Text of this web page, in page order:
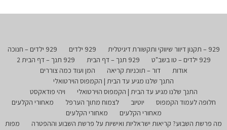
929 – תקנון דיוור שיווקי ותקשורת דיגיטלית 929 ילדים
929 ילדים – חנוכה
929 ילדים – טו בשב"ט
929 תנך – דף הבית
929 תנך – דף הבית 2
אודות
דור – תוכניות קריאה
המן ועוד כמה צוררים
התנך שלנו מגיע עד הבית | הקמפוס הוירטואלי
התנך שלנו מגיע עד הבית | הקמפוס הוירטואלי
ויהי פודאקסט
חלופה לעמוד הקמפוס
יוטיוב לצמוח מתוך הערפל
מאחורי הקלעים
מאחורי הקלעים
מאחורי הקלעים
מה פרשת השבוע? קריאות ישראליות ואישיות על פרשת השבוע וההפטרה
מפות